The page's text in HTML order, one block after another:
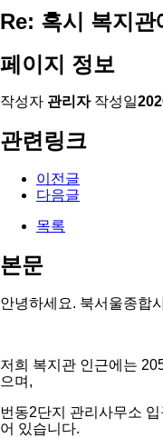
Re: 혹시 복지
페이지 정보
작성자 관리자 작성일
관련링크
이전글
다음글
목록
본문
안녕하세요. 북서울종합
저희 복지관 인근에는
으며,
번동2단지 관리사무소
어 있습니다.